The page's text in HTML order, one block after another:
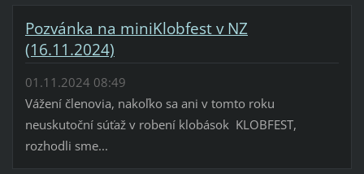
Pozvánka na miniKlobfest v NZ
(16.11.2024)
01.11.2024 08:49
Vážení členovia, nakoľko sa ani v tomto roku
neuskutoční súťaž v robení klobások KLOBFEST,
rozhodli sme...